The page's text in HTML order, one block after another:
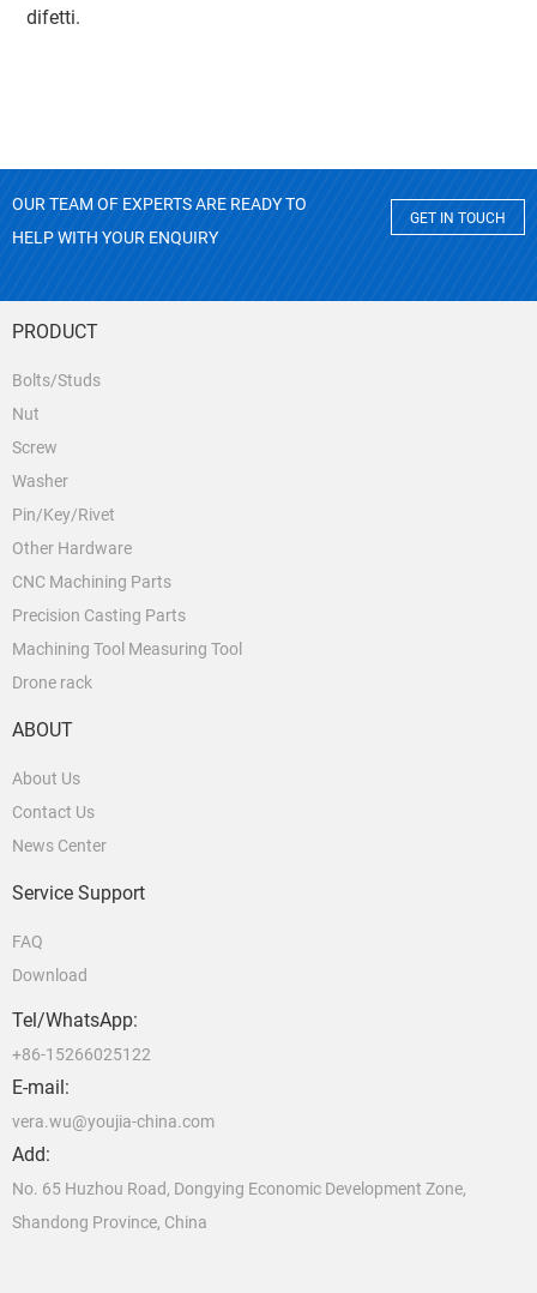
difetti.
OUR TEAM OF EXPERTS ARE READY TO
HELP WITH YOUR ENQUIRY
GET IN TOUCH
PRODUCT
Bolts/Studs
Nut
Screw
Washer
Pin/Key/Rivet
Other Hardware
CNC Machining Parts
Precision Casting Parts
Machining Tool Measuring Tool
Drone rack
ABOUT
About Us
Contact Us
News Center
Service Support
FAQ
Download
Tel/WhatsApp:
+86-15266025122
E-mail:
vera.wu@youjia-china.com
Add:
No. 65 Huzhou Road, Dongying Economic Development Zone,
Shandong Province, China